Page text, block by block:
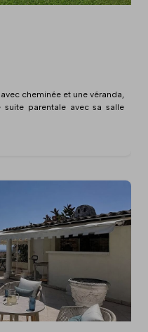
cheminée et une véranda,
suite parentale avec sa salle